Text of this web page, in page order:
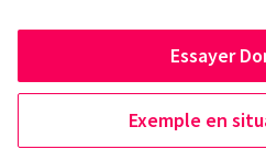
Essayer
Exemple en